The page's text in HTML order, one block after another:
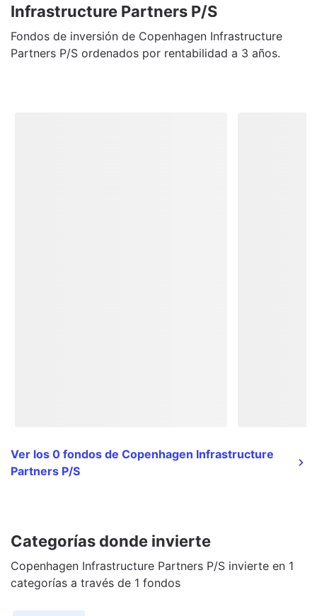
Infrastructure Partners P/S
Fondos de inversión de Copenhagen Infrastructure
Partners P/S ordenados por rentabilidad a 3 años.
Ver los 0 fondos de Copenhagen Infrastructure
Partners P/S
Categorías donde invierte
Copenhagen Infrastructure Partners P/S invierte en 1
categorías a través de 1 fondos